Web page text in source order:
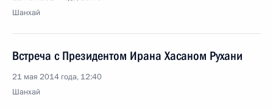
Шанхай
Встреча с Президентом Ирана Хасаном Рухани
21 мая 2014 года, 12:40
Шанхай